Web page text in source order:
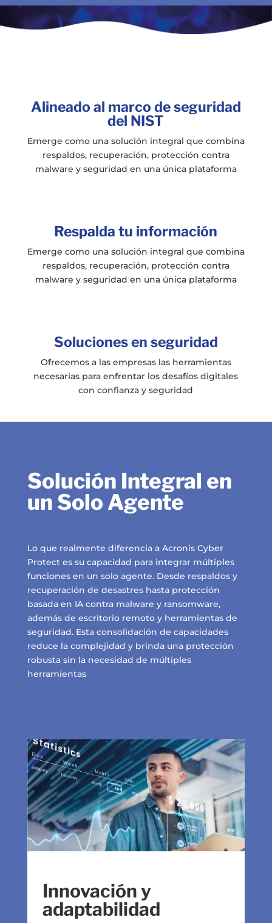
Alineado al marco de seguridad
del NIST
Emerge como una solución integral que combina
respaldos, recuperación, protección contra
malware y seguridad en una única plataforma
Respalda tu información
Emerge como una solución integral que combina
respaldos, recuperación, protección contra
malware y seguridad en una única plataforma
Soluciones en seguridad
Ofrecemos a las empresas las herramientas
necesarias para enfrentar los desafíos digitales
con confianza y seguridad
Solución Integral en
un Solo Agente
Lo que realmente diferencia a Acronis Cyber
Protect es su capacidad para integrar múltiples
funciones en un solo agente. Desde respaldos y
recuperación de desastres hasta protección
basada en IA contra malware y ransomware,
además de escritorio remoto y herramientas de
seguridad. Esta consolidación de capacidades
reduce la complejidad y brinda una protección
robusta sin la necesidad de múltiples
herramientas
Innovación y
adaptabilidad